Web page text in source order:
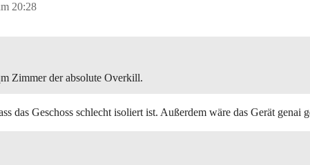
20:28
Zimmer der absolute Overkill.
das Geschoss schlecht isoliert ist. Außerdem wäre das Gerät